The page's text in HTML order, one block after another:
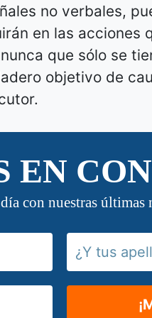
no verbales,
en las acciones
que sólo se
objetivo de
EN
día con nuestras